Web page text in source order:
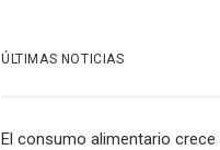
ÚLTIMAS NOTICIAS
El consumo alimentario